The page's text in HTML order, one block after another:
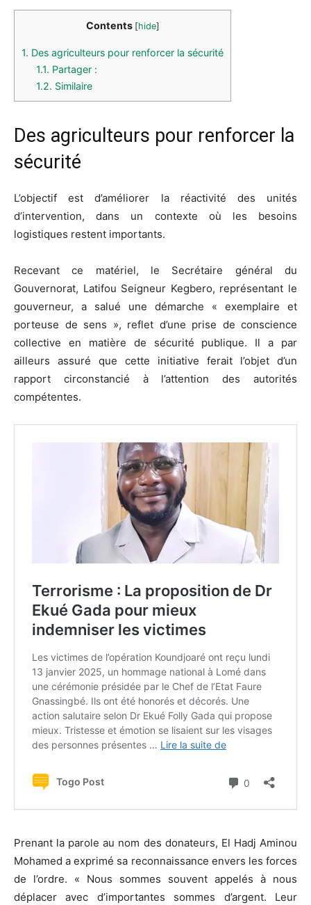
Contents [hide]
1. Des agriculteurs pour renforcer la sécurité
1.1. Partager :
1.2. Similaire
Des agriculteurs pour renforcer la
sécurité
L’objectif est d’améliorer la réactivité des unités
d’intervention, dans un contexte où les besoins
logistiques restent importants.
Recevant ce matériel, le Secrétaire général du
Gouvernorat, Latifou Seigneur Kegbero, représentant le
gouverneur, a salué une démarche « exemplaire et
porteuse de sens », reflet d’une prise de conscience
collective en matière de sécurité publique. Il a par
ailleurs assuré que cette initiative ferait l’objet d’un
rapport circonstancié à l’attention des autorités
compétentes.
Prenant la parole au nom des donateurs, El Hadj Aminou
Mohamed a exprimé sa reconnaissance envers les forces
de l’ordre. « Nous sommes souvent appelés à nous
déplacer avec d’importantes sommes d’argent. Leur